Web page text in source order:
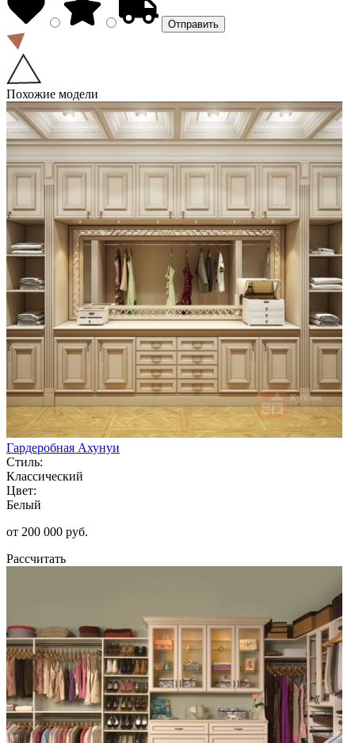
Похожие модели
Гардеробная Ахунуи
Стиль:
Классический
Цвет:
Белый
от 200 000 руб.
Рассчитать